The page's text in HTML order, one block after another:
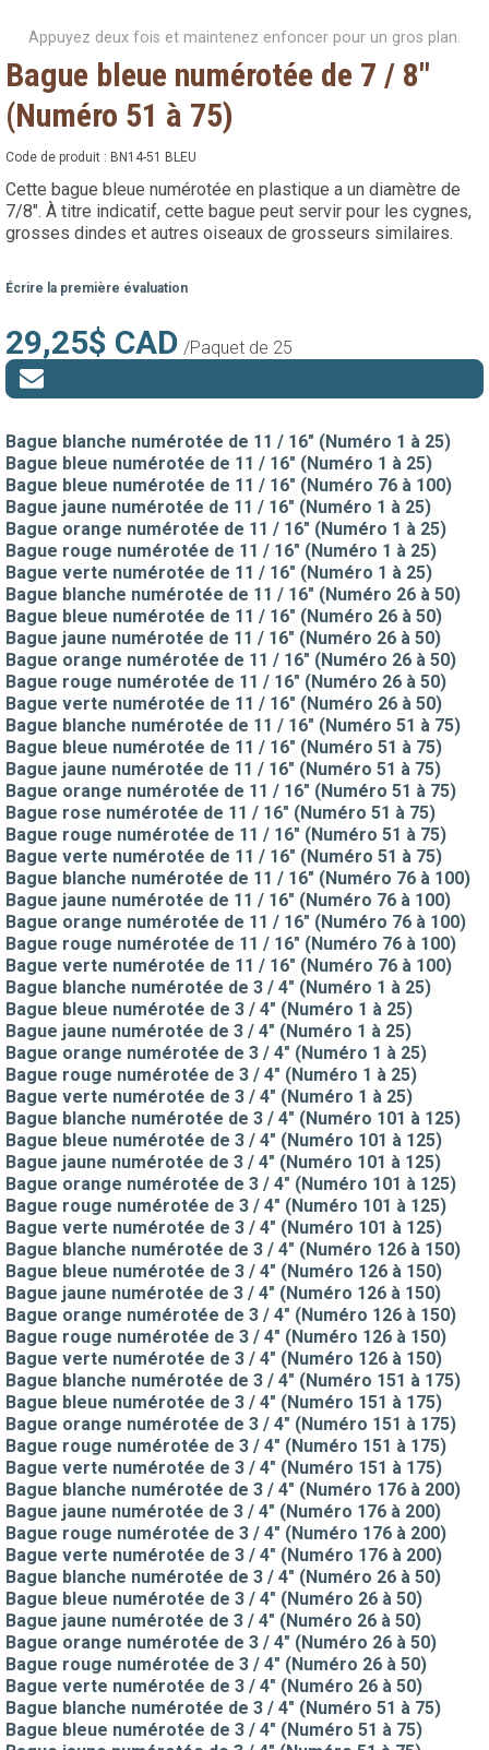
Appuyez deux fois et maintenez enfoncer pour un gros plan.
Bague bleue numérotée de 7 / 8"
(Numéro 51 à 75)
Code de produit : BN14-51 BLEU
Cette bague bleue numérotée en plastique a un diamètre de
7/8". À titre indicatif, cette bague peut servir pour les cygnes,
grosses dindes et autres oiseaux de grosseurs similaires.
Écrire la première évaluation
29,25$ CAD /Paquet de 25
Bague blanche numérotée de 11 / 16" (Numéro 1 à 25)
Bague bleue numérotée de 11 / 16" (Numéro 1 à 25)
Bague bleue numérotée de 11 / 16" (Numéro 76 à 100)
Bague jaune numérotée de 11 / 16" (Numéro 1 à 25)
Bague orange numérotée de 11 / 16" (Numéro 1 à 25)
Bague rouge numérotée de 11 / 16" (Numéro 1 à 25)
Bague verte numérotée de 11 / 16" (Numéro 1 à 25)
Bague blanche numérotée de 11 / 16" (Numéro 26 à 50)
Bague bleue numérotée de 11 / 16" (Numéro 26 à 50)
Bague jaune numérotée de 11 / 16" (Numéro 26 à 50)
Bague orange numérotée de 11 / 16" (Numéro 26 à 50)
Bague rouge numérotée de 11 / 16" (Numéro 26 à 50)
Bague verte numérotée de 11 / 16" (Numéro 26 à 50)
Bague blanche numérotée de 11 / 16" (Numéro 51 à 75)
Bague bleue numérotée de 11 / 16" (Numéro 51 à 75)
Bague jaune numérotée de 11 / 16" (Numéro 51 à 75)
Bague orange numérotée de 11 / 16" (Numéro 51 à 75)
Bague rose numérotée de 11 / 16" (Numéro 51 à 75)
Bague rouge numérotée de 11 / 16" (Numéro 51 à 75)
Bague verte numérotée de 11 / 16" (Numéro 51 à 75)
Bague blanche numérotée de 11 / 16" (Numéro 76 à 100)
Bague jaune numérotée de 11 / 16" (Numéro 76 à 100)
Bague orange numérotée de 11 / 16" (Numéro 76 à 100)
Bague rouge numérotée de 11 / 16" (Numéro 76 à 100)
Bague verte numérotée de 11 / 16" (Numéro 76 à 100)
Bague blanche numérotée de 3 / 4" (Numéro 1 à 25)
Bague bleue numérotée de 3 / 4" (Numéro 1 à 25)
Bague jaune numérotée de 3 / 4" (Numéro 1 à 25)
Bague orange numérotée de 3 / 4" (Numéro 1 à 25)
Bague rouge numérotée de 3 / 4" (Numéro 1 à 25)
Bague verte numérotée de 3 / 4" (Numéro 1 à 25)
Bague blanche numérotée de 3 / 4" (Numéro 101 à 125)
Bague bleue numérotée de 3 / 4" (Numéro 101 à 125)
Bague jaune numérotée de 3 / 4" (Numéro 101 à 125)
Bague orange numérotée de 3 / 4" (Numéro 101 à 125)
Bague rouge numérotée de 3 / 4" (Numéro 101 à 125)
Bague verte numérotée de 3 / 4" (Numéro 101 à 125)
Bague blanche numérotée de 3 / 4" (Numéro 126 à 150)
Bague bleue numérotée de 3 / 4" (Numéro 126 à 150)
Bague jaune numérotée de 3 / 4" (Numéro 126 à 150)
Bague orange numérotée de 3 / 4" (Numéro 126 à 150)
Bague rouge numérotée de 3 / 4" (Numéro 126 à 150)
Bague verte numérotée de 3 / 4" (Numéro 126 à 150)
Bague blanche numérotée de 3 / 4" (Numéro 151 à 175)
Bague bleue numérotée de 3 / 4" (Numéro 151 à 175)
Bague orange numérotée de 3 / 4" (Numéro 151 à 175)
Bague rouge numérotée de 3 / 4" (Numéro 151 à 175)
Bague verte numérotée de 3 / 4" (Numéro 151 à 175)
Bague blanche numérotée de 3 / 4" (Numéro 176 à 200)
Bague jaune numérotée de 3 / 4" (Numéro 176 à 200)
Bague rouge numérotée de 3 / 4" (Numéro 176 à 200)
Bague verte numérotée de 3 / 4" (Numéro 176 à 200)
Bague blanche numérotée de 3 / 4" (Numéro 26 à 50)
Bague bleue numérotée de 3 / 4" (Numéro 26 à 50)
Bague jaune numérotée de 3 / 4" (Numéro 26 à 50)
Bague orange numérotée de 3 / 4" (Numéro 26 à 50)
Bague rouge numérotée de 3 / 4" (Numéro 26 à 50)
Bague verte numérotée de 3 / 4" (Numéro 26 à 50)
Bague blanche numérotée de 3 / 4" (Numéro 51 à 75)
Bague bleue numérotée de 3 / 4" (Numéro 51 à 75)